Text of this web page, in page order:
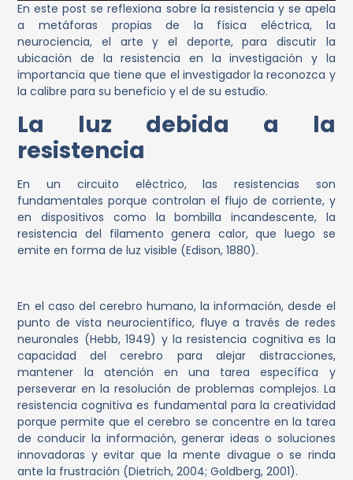
En este post se reflexiona sobre la resistencia y se apela
a metáforas propias de la física eléctrica, la
neurociencia, el arte y el deporte, para discutir la
ubicación de la resistencia en la investigación y la
importancia que tiene que el investigador la reconozca y
la calibre para su beneficio y el de su estudio.
La luz debida a la
resistencia
En un circuito eléctrico, las resistencias son
fundamentales porque controlan el flujo de corriente, y
en dispositivos como la bombilla incandescente, la
resistencia del filamento genera calor, que luego se
emite en forma de luz visible (Edison, 1880).
En el caso del cerebro humano, la información, desde el
punto de vista neurocientífico, fluye a través de redes
neuronales (Hebb, 1949) y la resistencia cognitiva es la
capacidad del cerebro para alejar distracciones,
mantener la atención en una tarea específica y
perseverar en la resolución de problemas complejos. La
resistencia cognitiva es fundamental para la creatividad
porque permite que el cerebro se concentre en la tarea
de conducir la información, generar ideas o soluciones
innovadoras y evitar que la mente divague o se rinda
ante la frustración (Dietrich, 2004; Goldberg, 2001).